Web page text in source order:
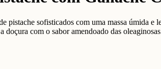
pistache sofisticados com uma massa úmida
doçura com o sabor amendoado das